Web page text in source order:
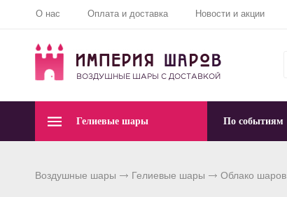
О нас Оплата и доставка Новости и акции
Гелиевые шары По событиям
Воздушные шары Гелиевые шары Облако шаров